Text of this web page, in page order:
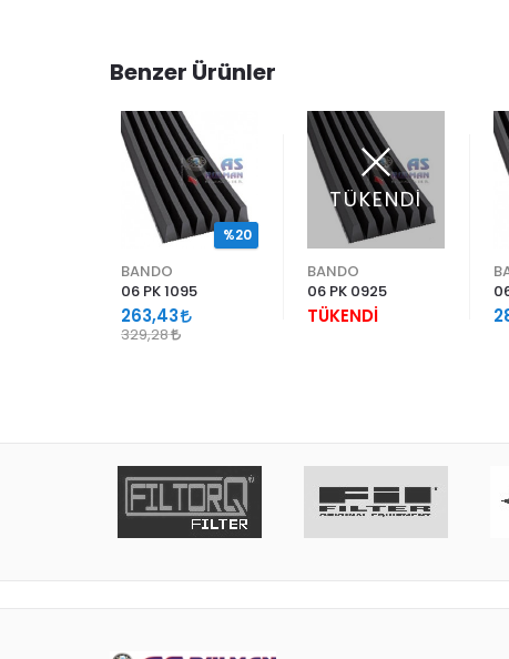
Benzer Ürünler
BANDO
06 PK 1095
263,43
329,28
%20
TÜKENDİ
BANDO
06 PK 0925
TÜKENDİ